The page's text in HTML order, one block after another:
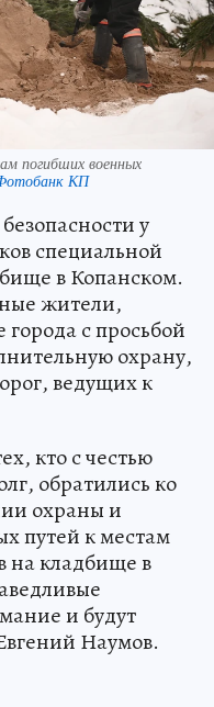
погибших военных
КП
у
специальной
в Копанском.
жители,
города с просьбой
охрану,
ведущих к
кто с честью
обратились ко
охраны и
путей к местам
на кладбище в
и будут
Наумов.